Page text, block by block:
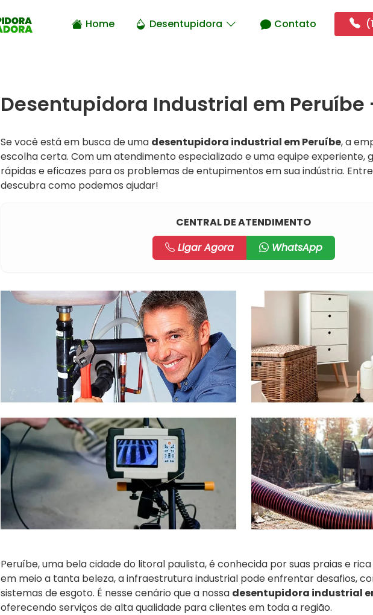
Home Desentupidora Contato
Desentupidora Industrial em Peruíbe
Se você está em busca de uma desentupidora industrial em Peruíbe, a
escolha certa. Com um atendimento especializado e uma equipe experiente,
rápidas e eficazes para os problemas de entupimentos em sua indústria.
descubra como podemos ajudar!
CENTRAL DE ATENDIMENTO
Ligar Agora
WhatsApp
Peruíbe, uma bela cidade do litoral paulista, é conhecida por suas praias e
em meio a tanta beleza, a infraestrutura industrial pode enfrentar desafios,
sistemas de esgoto. É nesse cenário que a nossa desentupidora industrial
oferecendo serviços de alta qualidade para clientes em toda a região.